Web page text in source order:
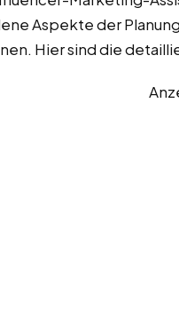
Aspekte der
Hier sind die